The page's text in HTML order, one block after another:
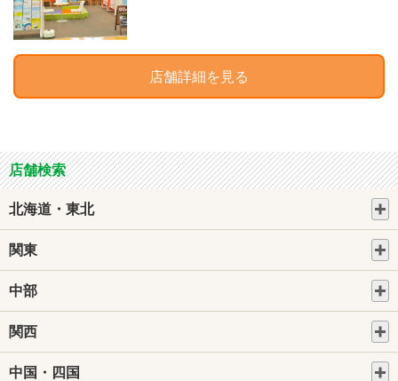
店舗詳細を見る
店舗検索
北海道・東北
関東
中部
関西
中国・四国